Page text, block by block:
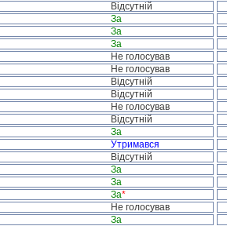
Відсутній
За
За
За
Не голосував
Не голосував
Відсутній
Відсутній
Не голосував
Відсутній
За
Утримався
Відсутній
За
За
За*
Не голосував
За